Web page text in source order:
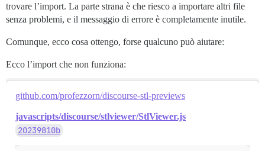
trovare l’import. La parte strana è che riesco a importare altri file
senza problemi, e il messaggio di errore è completamente inutile.
Comunque, ecco cosa ottengo, forse qualcuno può aiutare:
Ecco l’import che non funziona:
github.com/profezzorn/discourse-stl-previews
javascripts/discourse/stlviewer/StlViewer.js
20239810b